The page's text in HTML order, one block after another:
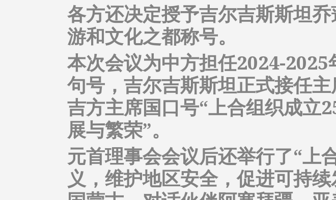
各方还决定授予吉尔吉斯斯坦
游和文化之都称号。
本次会议为中方担任2024-
句号，吉尔吉斯斯坦正式接任
吉方主席国口号“上合组织成立
展与繁荣”。
元首理事会会议后还举行了“上
义，维护地区安全，促进可持